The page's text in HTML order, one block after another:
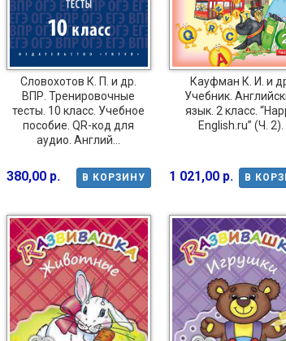
Словохотов К. П. и др.
ВПР. Тренировочные
тесты. 10 класс. Учебное
пособие. QR-код для
аудио. Англий...
В КОРЗИНУ
380,00 р.
Кауфман К. И. и
Учебник.
язык. 2 класс.
English.ru” (Ч. 2).
В
1 021,00 р.